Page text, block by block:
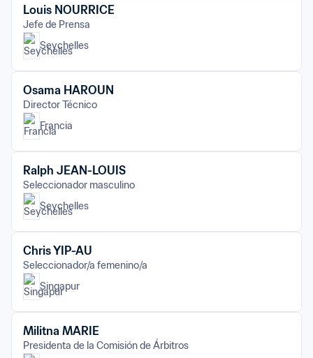
Louis NOURRICE
Jefe de Prensa
Seychelles
Osama HAROUN
Director Técnico
Francia
Ralph JEAN-LOUIS
Seleccionador masculino
Seychelles
Chris YIP-AU
Seleccionador/a femenino/a
Singapur
Militna MARIE
Presidenta de la Comisión de Árbitros